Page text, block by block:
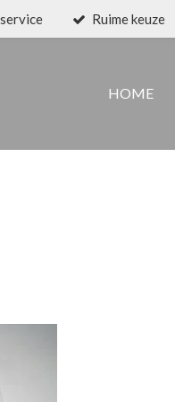
Ruime keuze
HOME